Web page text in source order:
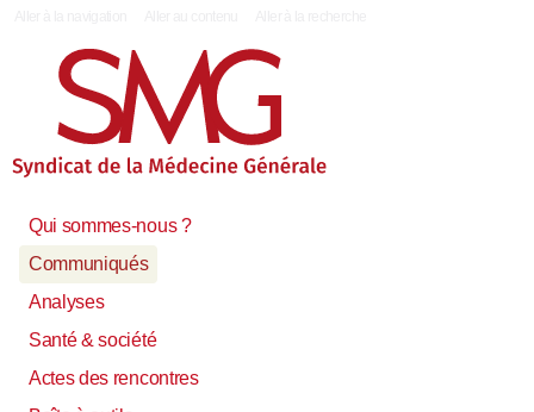
Qui sommes-nous ?
Communiqués
Analyses
Santé & société
Actes des rencontres